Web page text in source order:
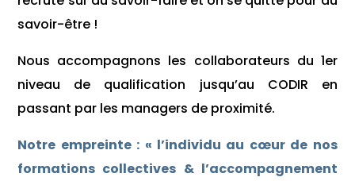
savoir-être !
Nous accompagnons les collaborateurs du 1er
niveau de qualification jusqu’au CODIR en
passant par les managers de proximité.
Notre empreinte : « l’individu au cœur de nos
formations collectives & l’accompagnement